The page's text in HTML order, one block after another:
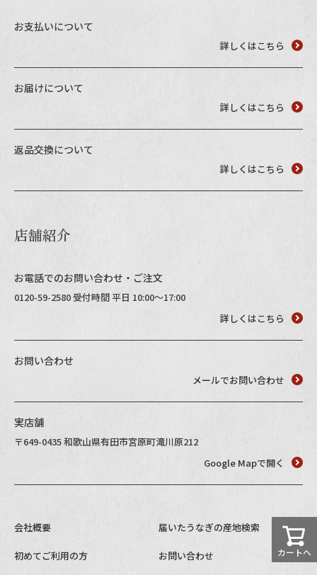
カートへ
業務用卸売も行っております
お支払いについて
詳しくはこちら
お届けについて
詳しくはこちら
返品交換について
詳しくはこちら
店舗紹介
お電話でのお問い合わせ・ご注文
0120-59-2580 受付時間 平日 10:00～17:00
詳しくはこちら
お問い合わせ
メールでお問い合わせ
実店舗
〒649-0435 和歌山県有田市宮原町滝川原212
Google Mapで開く
会社概要
初めてご利用の方
届いたうなぎの産地検索
お問い合わせ